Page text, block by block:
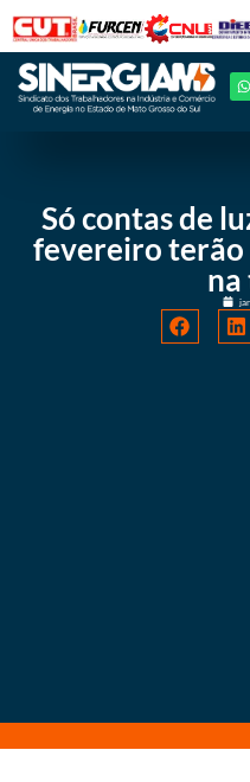
Só contas de
fevereiro terão